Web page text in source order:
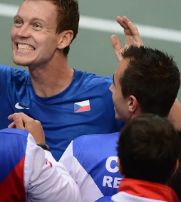
Motorsport
Olympijské hry
Parasport
Plavání
Plážový